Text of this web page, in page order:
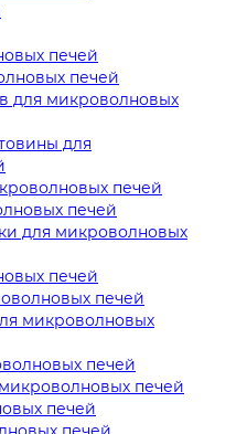
печей
печей
для микроволновых
для
печей
печей
для микроволновых
печей
печей
микроволновых
печей
печей
печей